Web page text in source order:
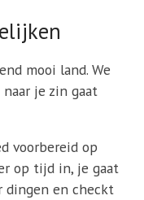
mooi land. We
je zin gaat
voorbereid op
op tijd in, je gaat
dingen en checkt